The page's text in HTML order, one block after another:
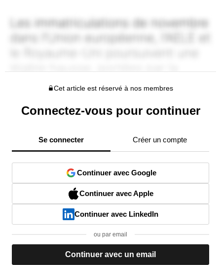
Cet article est réservé à nos membres
Connectez-vous pour continuer
Se connecter Créer un compte
Continuer avec Google
Continuer avec Apple
Continuer avec LinkedIn
ou par email
Continuer avec un email